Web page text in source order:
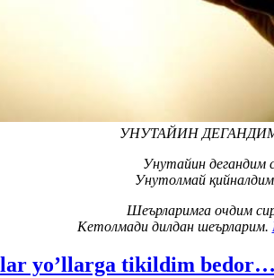
УНУТАЙИН
Унутайин дегандим
Унутолмай қийналдим
Шеърларимга очдим
Кетолмади дилдан шеърларим.
yo’llarga tikildim bedor…